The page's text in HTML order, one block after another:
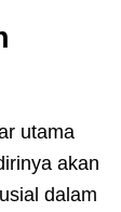
utama
akan
dalam